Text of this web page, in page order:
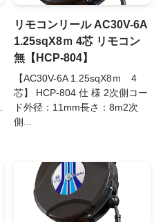
リモコンリール AC30V-6A
1.25sqX8ｍ 4芯 リモコン
無【HCP-804】
【AC30V-6A 1.25sqX8ｍ 4
芯】 HCP-804 仕 様 2次側コー
ド外径：11mm長さ：8m2次
側...